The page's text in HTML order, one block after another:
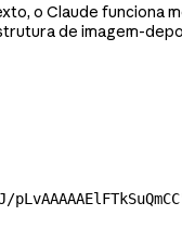
o Claude funciona
de imagem-